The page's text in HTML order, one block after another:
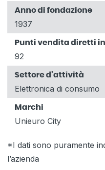
Anno di fondazione
1937
Punti vendita diretti
92
Settore d'attività
Elettronica di consumo
Marchi
Unieuro City
*I dati sono puramente
l’azienda